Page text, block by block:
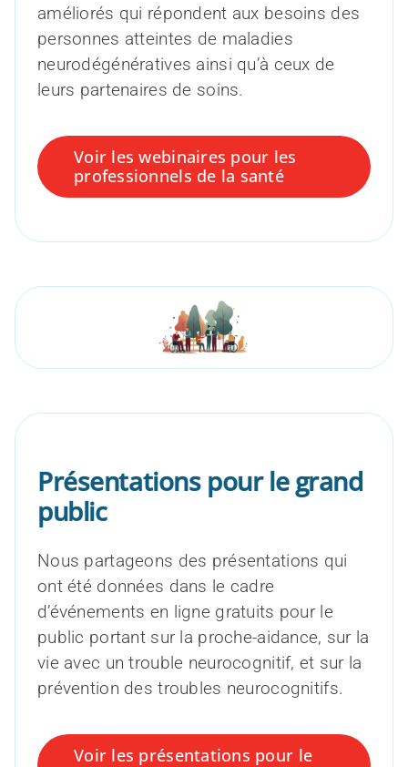
améliorés qui répondent aux besoins des
personnes atteintes de maladies
neurodégénératives ainsi qu’à ceux de
leurs partenaires de soins.
Voir les webinaires pour les
professionnels de la santé
Présentations pour le grand
public
Nous partageons des présentations qui
ont été données dans le cadre
d’événements en ligne gratuits pour le
public portant sur la proche-aidance, sur la
vie avec un trouble neurocognitif, et sur la
prévention des troubles neurocognitifs.
Voir les présentations pour le
Soutien à la recherche sur les troubles
neurocognitifs – en bref
La Phase III du CCNV en bref
Qui sommes-nous?